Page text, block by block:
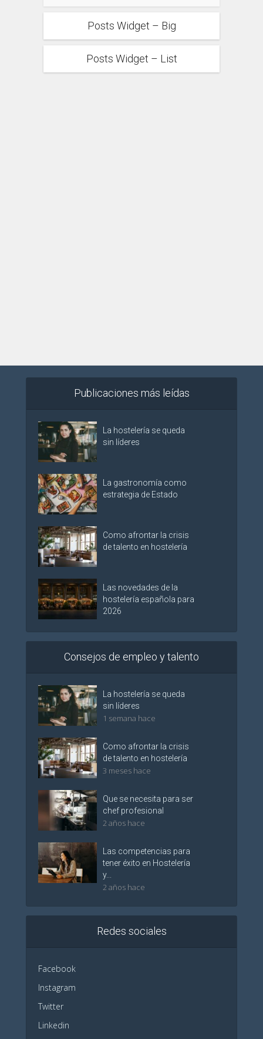
Posts Widget – Big
Posts Widget – List
Publicaciones más leídas
La hostelería se queda
sin líderes
La gastronomía como
estrategia de Estado
Como afrontar la crisis
de talento en hostelería
Las novedades de la
hostelería española para
2026
Consejos de empleo y talento
La hostelería se queda
sin líderes
1 semana hace
Como afrontar la crisis
de talento en hostelería
3 meses hace
Que se necesita para ser
chef profesional
2 años hace
Las competencias para
tener éxito en Hostelería
y...
2 años hace
Redes sociales
Facebook
Instagram
Twitter
Linkedin